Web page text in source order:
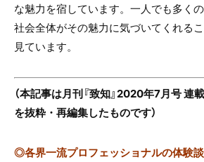
な魅力を宿しています。一人でも多くの
社会全体がその魅力に気づいてくれる
見ています。
（本記事は月刊『致知』2020年7月号 連
を抜粋・再編集したものです）
◎各界一流プロフェッショナルの体験